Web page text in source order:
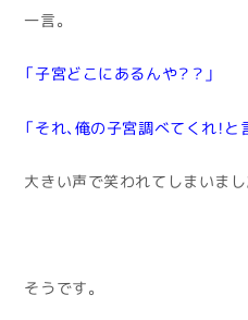
一言。
「子宮どこにあるんや？？」
「それ、俺の子宮調べてくれ！
大きい声で笑われてしまいまし
そうです。